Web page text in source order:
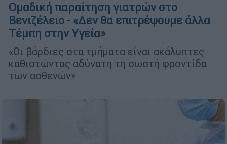
Ομαδική παραίτηση γιατρών στο
Βενιζέλειο - «Δεν θα επιτρέψουμε άλλα
Τέμπη στην Υγεία»
«Οι βάρδιες στα τμήματα είναι ακάλυπτες
καθιστώντας αδύνατη τη σωστή φροντίδα
των ασθενών»